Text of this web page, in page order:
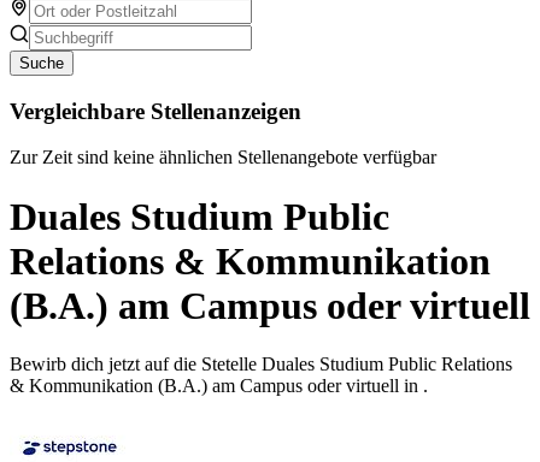
Suche
Vergleichbare Stellenanzeigen
Zur Zeit sind keine ähnlichen Stellenangebote verfügbar
Duales Studium Public
Relations & Kommunikation
(B.A.) am Campus oder virtuell
Bewirb dich jetzt auf die Stetelle Duales Studium Public Relations
& Kommunikation (B.A.) am Campus oder virtuell in .